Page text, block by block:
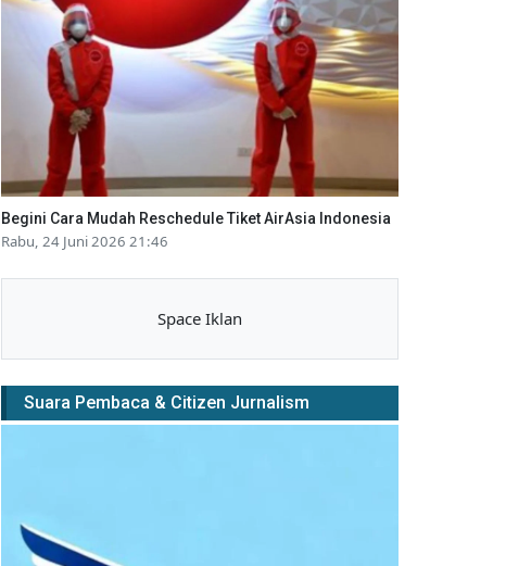
Begini Cara Mudah Reschedule Tiket AirAsia Indonesia
Rabu, 24 Juni 2026 21:46
Space Iklan
Suara Pembaca & Citizen Jurnalism